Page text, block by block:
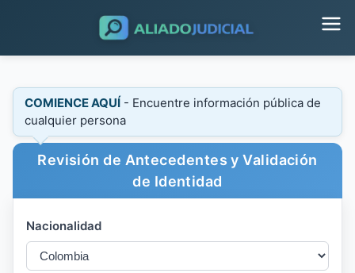
COMIENCE AQUÍ - Encuentre información pública de
cualquier persona
Revisión de Antecedentes y Validación
de Identidad
Nacionalidad